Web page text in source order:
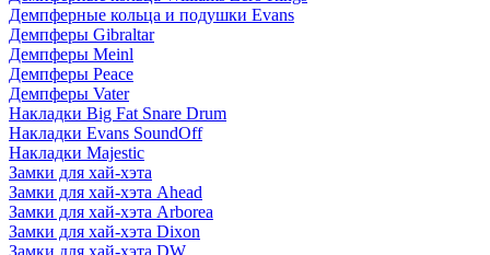
Демпферные кольца и подушки Evans
Демпферы Gibraltar
Демпферы Meinl
Демпферы Peace
Демпферы Vater
Накладки Big Fat Snare Drum
Накладки Evans SoundOff
Накладки Majestic
Замки для хай-хэта
Замки для хай-хэта Ahead
Замки для хай-хэта Arborea
Замки для хай-хэта Dixon
Замки для хай-хэта DW